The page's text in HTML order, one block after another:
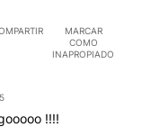
MARCAR
COMO
INAPROPIADO
!!!!